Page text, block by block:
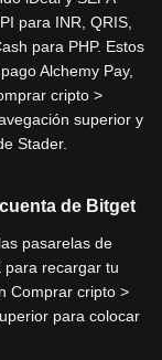
para INR, QRIS,
para PHP. Estos
Alchemy Pay,
cripto >
superior y
Stader.
de Bitget
pasarelas de
para recargar tu
Comprar cripto >
para colocar